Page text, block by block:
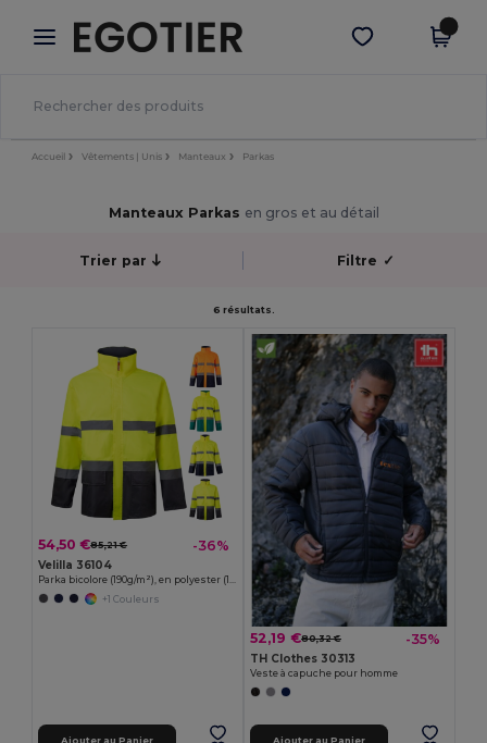
× Appli Egotier
Meilleurs prix sur l’app !
Obtenir l'appli
Accueil Vêtements | Unis Manteaux Parkas
Manteaux Parkas en gros et au détail
Trier par Filtre ✓
6 résultats.
54,50 €85,21 € -36%
Velilla 36104
Parka bicolore (190g/m²), en polyester (100%), avec enduction PU
+1 Couleurs
Ajouter au Panier
52,19 €80,32 € -35%
TH Clothes 30313
Veste à capuche pour homme
Ajouter au Panier